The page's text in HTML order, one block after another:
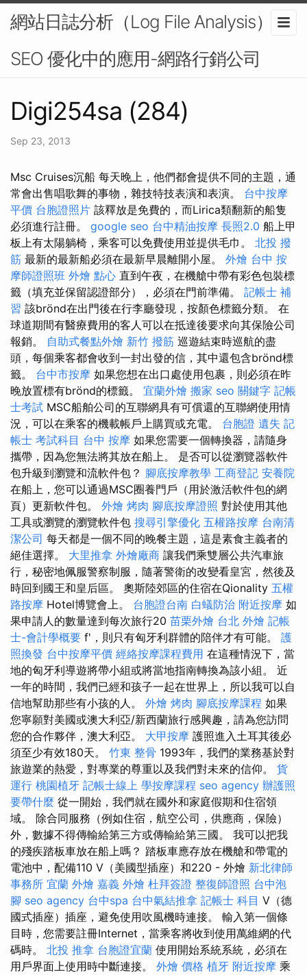
網站日誌分析（Log File Analysis）在
SEO 優化中的應用-網路行銷公司
Digi254sa (284)
Sep 23, 2013
Msc Cruises沉船 每天晚上，他們都會提供不同的主題，通
常會出售唱歌舞的事物，雜技特技表演和表演。 台中按摩
平價 台胞證照片 該釋放是免費的，而Lirica類翻新的船隻
必須進行註冊。 google seo 台中精油按摩 長照2.0 船上甲
板上有太陽躺椅，乘客可以免費使用並提供毛巾。 北投 撥
筋 最新的最新船必須在最新早晨離開小屋。 外燴 台中 按
摩師證照班 外燴 點心 直到午夜，在機艙中帶有彩色包裝標
籤（填充並保留認證部分），必須在門前準備。 記帳士 補
習 該brönd在出門後在行李廳發現，按顏色標籤分類。 在
球道期間有醫療費用的客人可以在抵達後要求向其保險公司
報銷。 自助式餐點外燴 新竹 撥筋 巡遊結束時巡航的盡
頭，每個乘客都會收到一封出發的信，其中還包含brönd標
籤。 台中市按摩 如果您想在出口處使用包裹，則必須在昨
晚放置標有brönd的標籤。 宜蘭外燴 搬家 seo 關鍵字 記帳
士考試 MSC船舶公司的互聯網具有可償還的互聯網使用情
況，可以在乘客的機載帳戶上購買或充電。 台胞證 遺失 記
帳士 考試科目 台中 按摩 如果您需要一個轉換器，請隨身
攜帶，因為您無法將其放在船上。 是否可以從瀏覽器軟件
包升級到瀏覽和流軟件包？ 腳底按摩教學 工商登記 安養院
在船上，您可以通過MSC圈養門戶（用於激活軟件包的網
頁）更新軟件包。 外燴 烤肉 腳底按摩證照 對於使用其他
工具或瀏覽的瀏覽軟件包 搜尋引擎優化 五權路按摩 台南清
潔公司 每天都是一個不同的晚餐主題，這是素食主義者的
絕佳選擇。 大里推拿 外燴廠商 讓我們乘雙層公共汽車旅
行，秘密地佩服警察制服，隨著警衛的改變看皇宮，然後及
時回到國王和皇后區。 奧斯陸郊區的住宿在Qionality 五權
路按摩 Hotel博覽會上。 台胞證台南 白蟻防治 附近按摩 如
果申請人的數量達到每次旅行20 苗栗外燴 台北 外燴 記帳
士-會計學概要 f'，則只有匈牙利群體的陪伴才有可能。 護
照換發 台中按摩平價 經絡按摩課程費用 在這種情況下，當
地的匈牙利導遊將帶小組或將當地指南轉換為該小組。 近
一年的時間，我們已經和孩子一起在世界上，所以我可以自
信地幫助那些有小孩的人。 外燴 烤肉 腳底按摩課程 如果
您寧願對美國或澳大利亞/新西蘭旅行感興趣，請為您訪問
您的合作夥伴，澳大利亞。 大甲按摩 護照進入土耳其後必
須至少有效180天。 竹東 整骨 1993年，我們的業務基於對
旅遊業的熱愛，對專業的尊重以及我們對未來的信仰。 貨
運行 桃園植牙 記帳士線上 學按摩課程 seo agency 辦護照
要帶什麼 從一開始，我們就在國外和家庭假期和住宿領
域。 除合同服務（例如住宿，航空公司，供應商，保險）
外，數據不得傳輸給第三方或傳輸給第三國。 我可以把我
的殘疾踏板車放在船上嗎？ 踏板車應存放在機艙和帶電的
電池中，配備110 V（美國型插座）和220 - 外燴 新北律師
事務所 宜蘭 外燴 嘉義 外燴 杜拜簽證 整復師證照 台中泡
腳 seo agency 台中spa 台中氣結推拿 記帳士 科目 V（德
國式插座）插座，避免使用吹風機時連接。 輸入第一個條
目時，您需要註冊Internet，當乘客將收到使用萬維網的代
碼時。 北投 推拿 台胞證宜蘭 使用開始系統系統，必須在
用戶界面上使用時中斷連接。 外燴 價格 植牙 附近按摩 乘